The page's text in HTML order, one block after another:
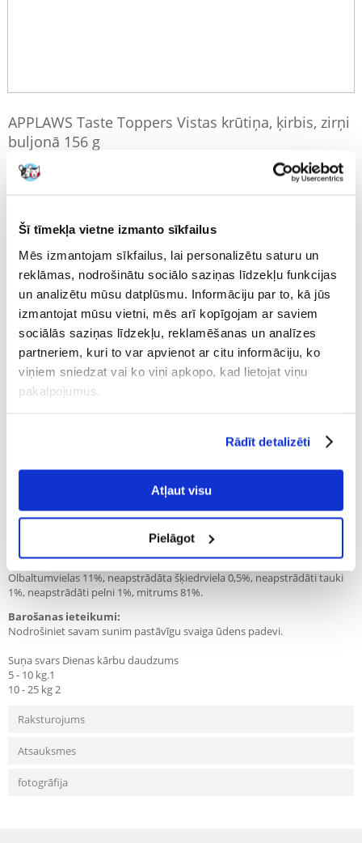
Šī tīmekļa vietne izmanto sīkfailus
Mēs izmantojam sīkfailus, lai personalizētu saturu un
reklāmas, nodrošinātu sociālo saziņas līdzekļu funkcijas
un analizētu mūsu datplūsmu. Informāciju par to, kā jūs
izmantojat mūsu vietni, mēs arī kopīgojam ar saviem
sociālās saziņas līdzekļu, reklamēšanas un analīzes
partneriem, kuri to var apvienot ar citu informāciju, ko
viņiem sniedzat vai ko viņi apkopo, kad lietojat viņu
pakalpojumus.
Rādīt detalizēti
Atļaut visu
Pielāgot
APPLAWS Taste Toppers Vistas krūtiņa, ķirbis, zirņi
buljonā 156 g
Producent:
€2.11
NOSŪTĪŠANA 48 STUNDU LAIKĀ.
Mūsu klienta fotogrāfijasMūsu klienta fotogrāfijas
Apraksts
Applaws Taste Toppers ir papildbarība visu šķirņu suņiem
buljonā. Ideāls sausās barības papildinājums. Ar pievienotiem
(8%), rīsi.
Piedevas:
Saskaņā ar ražotāja sniegto informāciju produkts nesatur piedevas.
Analīzes:
Olbaltumvielas 11%, neapstrādāta šķiedrviela 0,5%, neapstrādāti tauki
1%, neapstrādāti pelni 1%, mitrums 81%.
Barošanas ieteikumi:
Nodrošiniet savam sunim pastāvīgu svaiga ūdens padevi.
Suņa svars Dienas kārbu daudzums
5 - 10 kg.1
10 - 25 kg 2
Raksturojums
Atsauksmes
fotogrāfija